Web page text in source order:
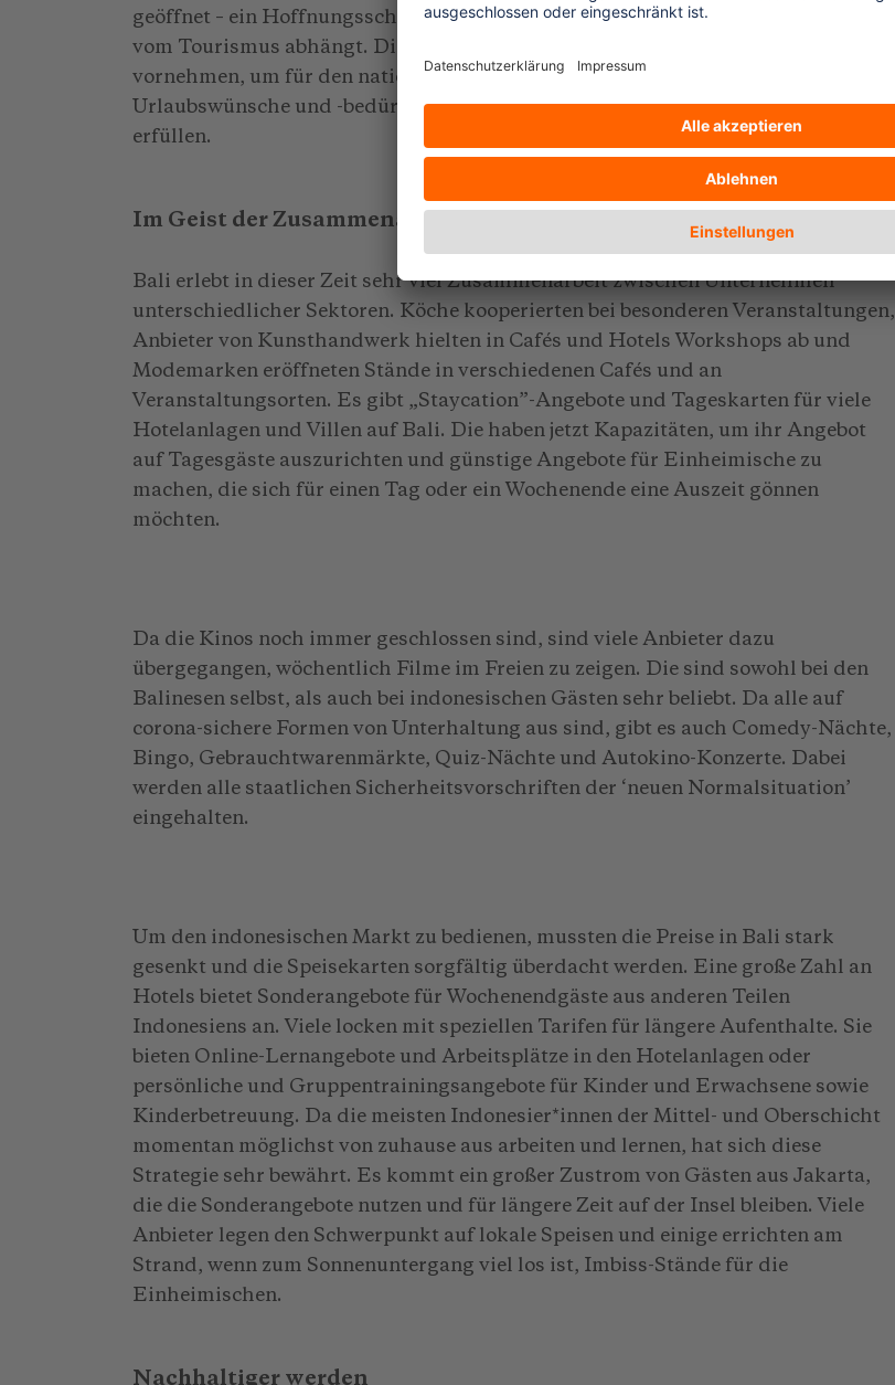
geöffnet – ein Hoffnungsschimmer für die Insel, auf der der Arbeitsmarkt so sehr
vom Tourismus abhängt. Die Unternehmen mussten einige Anpassungen
vornehmen, um für den nationalen Markt attraktiv zu werden und die
Urlaubswünsche und -bedürfnisse der Indonesierinnen und Indonesier zu
erfüllen.
Im Geist der Zusammenarbeit
Bali erlebt in dieser Zeit sehr viel Zusammenarbeit zwischen Unternehmen
unterschiedlicher Sektoren. Köche kooperierten bei besonderen Veranstaltungen,
Anbieter von Kunsthandwerk hielten in Cafés und Hotels Workshops ab und
Modemarken eröffneten Stände in verschiedenen Cafés und an
Veranstaltungsorten. Es gibt „Staycation”-Angebote und Tageskarten für viele
Hotelanlagen und Villen auf Bali. Die haben jetzt Kapazitäten, um ihr Angebot
auf Tagesgäste auszurichten und günstige Angebote für Einheimische zu
machen, die sich für einen Tag oder ein Wochenende eine Auszeit gönnen
möchten.
Da die Kinos noch immer geschlossen sind, sind viele Anbieter dazu
übergegangen, wöchentlich Filme im Freien zu zeigen. Die sind sowohl bei den
Balinesen selbst, als auch bei indonesischen Gästen sehr beliebt. Da alle auf
corona-sichere Formen von Unterhaltung aus sind, gibt es auch Comedy-Nächte,
Bingo, Gebrauchtwarenmärkte, Quiz-Nächte und Autokino-Konzerte. Dabei
werden alle staatlichen Sicherheitsvorschriften der ‘neuen Normalsituation’
eingehalten.
Um den indonesischen Markt zu bedienen, mussten die Preise in Bali stark
gesenkt und die Speisekarten sorgfältig überdacht werden. Eine große Zahl an
Hotels bietet Sonderangebote für Wochenendgäste aus anderen Teilen
Indonesiens an. Viele locken mit speziellen Tarifen für längere Aufenthalte. Sie
bieten Online-Lernangebote und Arbeitsplätze in den Hotelanlagen oder
persönliche und Gruppentrainingsangebote für Kinder und Erwachsene sowie
Kinderbetreuung. Da die meisten Indonesier*innen der Mittel- und Oberschicht
momentan möglichst von zuhause aus arbeiten und lernen, hat sich diese
Strategie sehr bewährt. Es kommt ein großer Zustrom von Gästen aus Jakarta,
die die Sonderangebote nutzen und für längere Zeit auf der Insel bleiben. Viele
Anbieter legen den Schwerpunkt auf lokale Speisen und einige errichten am
Strand, wenn zum Sonnenuntergang viel los ist, Imbiss-Stände für die
Einheimischen.
Nachhaltiger werden